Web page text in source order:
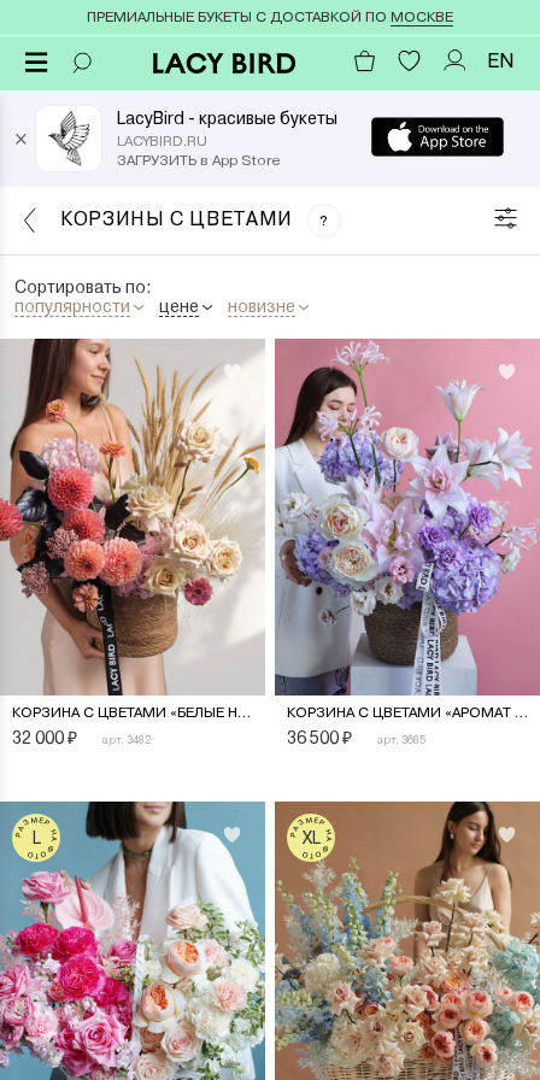
ПРЕМИАЛЬНЫЕ БУКЕТЫ С ДОСТАВКОЙ ПО МОСКВЕ
EN
×
LacyBird - красивые букеты
LACYBIRD.RU
ЗАГРУЗИТЬ в App Store
КОРЗИНЫ С ЦВЕТАМИ ?
Сортировать по:
популярности
цене новизне
КОРЗИНА С ЦВЕТАМИ «БЕЛЫЕ НОЧИ»
32 000₽ арт. 3482
КОРЗИНА С ЦВЕТАМИ «АРОМАТ ЛИЛИЙ»
36 500₽ арт. 3685
РАЗМЕР НА ФОТО
L РАЗМЕР НА ФОТО
XL